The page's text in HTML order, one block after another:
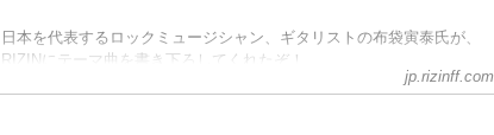
日本を代表するロックミュージシャン、ギタリストの布袋寅泰氏が、
RIZINにテーマ曲を書き下ろしてくれたぞ！
布袋寅泰氏が書き下ろしたテーマ曲のタイトルは「D.O.F. (Death or
jp.rizinff.com